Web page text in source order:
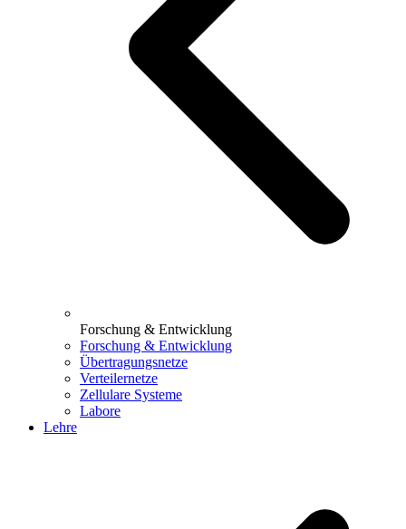
Forschung & Entwicklung
Forschung & Entwicklung
Übertragungsnetze
Verteilernetze
Zellulare Systeme
Labore
Lehre